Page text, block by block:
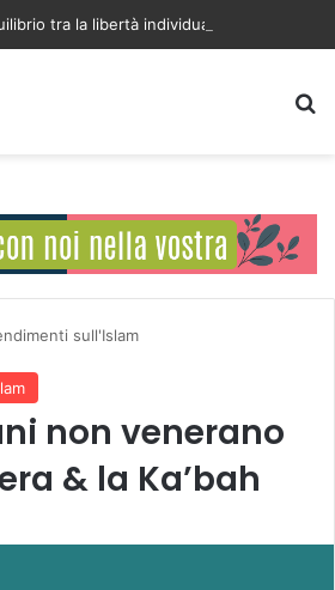
sull'Islam
non venerano
& la Ka’bah